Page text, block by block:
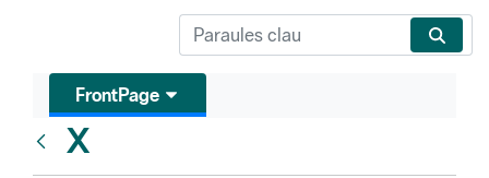
FrontPage
X